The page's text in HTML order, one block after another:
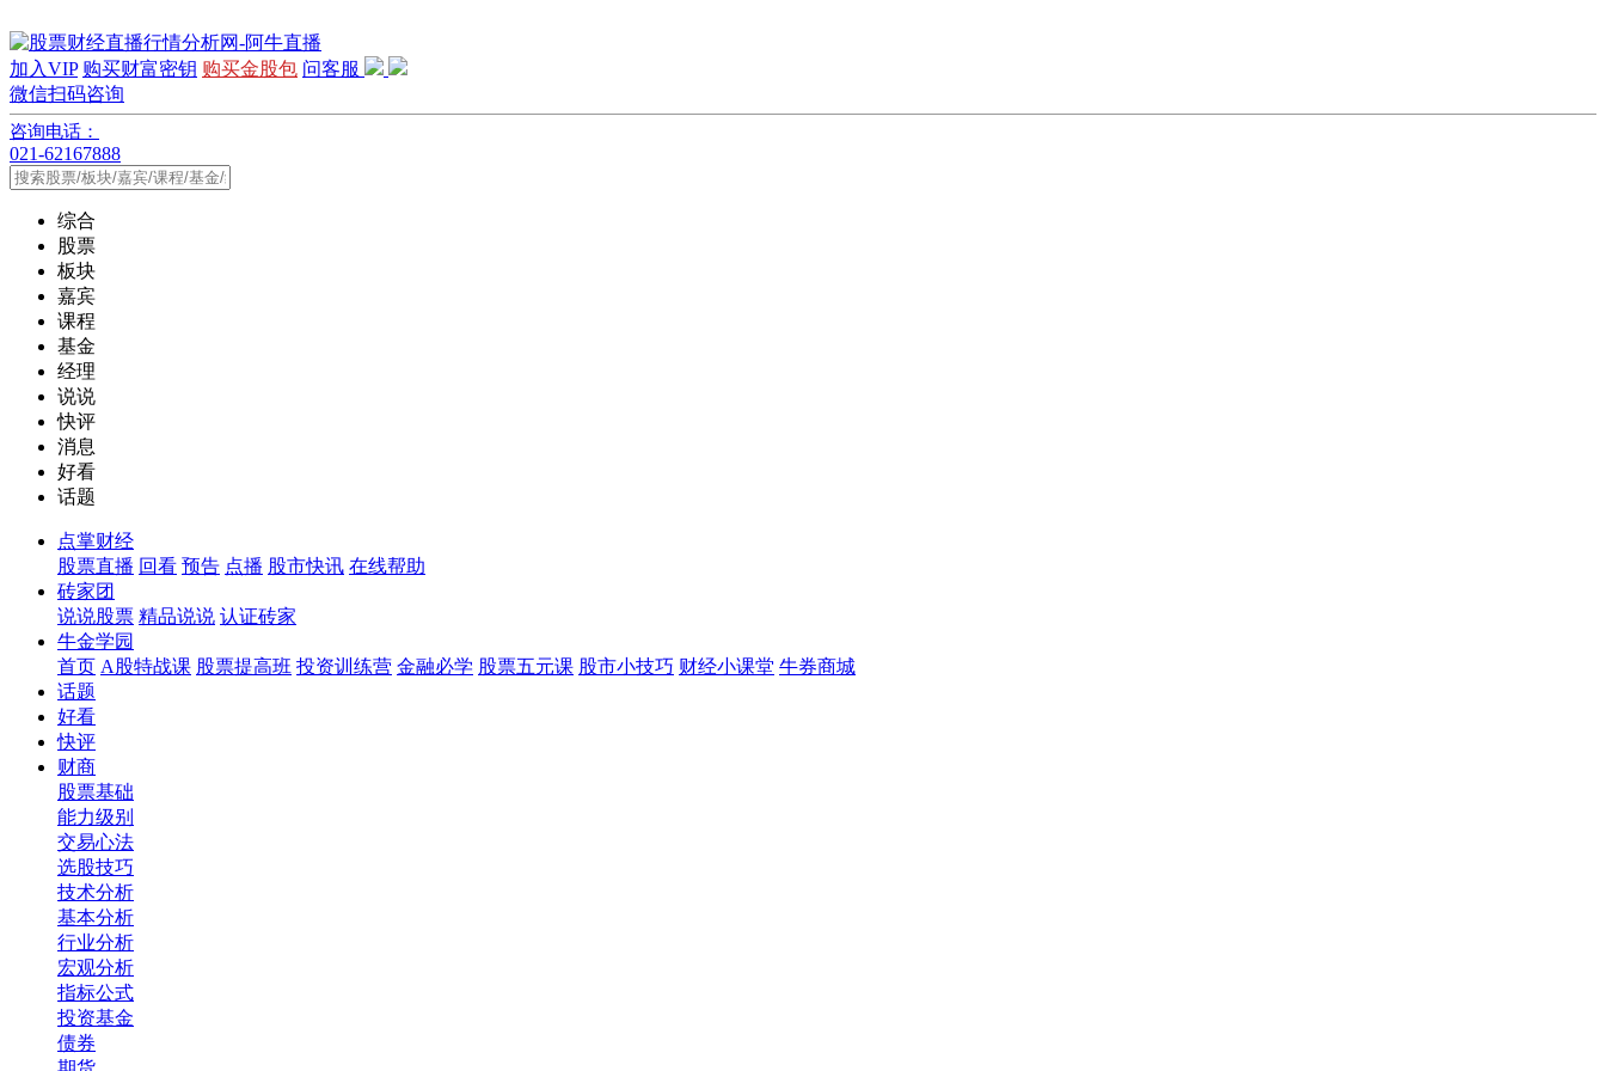
加入VIP 购买财富密钥 购买金股包 问客服
微信扫码咨询
咨询电话：
021-62167888
综合
股票
板块
嘉宾
课程
基金
经理
说说
快评
消息
好看
话题
点掌财经
股票直播 回看 预告 点播 股市快讯 在线帮助
砖家团
说说股票 精品说说 认证砖家
牛金学园
首页 A股特战课 股票提高班 投资训练营 金融必学 股票五元课 股市小技巧 财经小课堂 牛券商城
话题
好看
快评
财商
股票基础
能力级别
交易心法
选股技巧
技术分析
基本分析
行业分析
宏观分析
指标公式
投资基金
债券